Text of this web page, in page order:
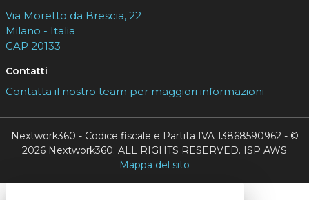
Via Moretto da Brescia, 22
Milano - Italia
CAP 20133
Contatti
Contatta il nostro team per maggiori informazioni
Nextwork360 - Codice fiscale e Partita IVA 13868590962 - ©
2026 Nextwork360. ALL RIGHTS RESERVED. ISP AWS
Mappa del sito